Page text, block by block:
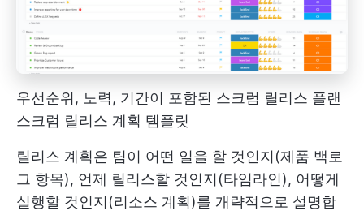
우선순위, 노력, 기간이 포함된 스크럼 릴리스 플랜
스크럼 릴리스 계획 템플릿
릴리스 계획은 팀이 어떤 일을 할 것인지(제품 백로
그 항목), 언제 릴리스할 것인지(타임라인), 어떻게
실행할 것인지(리소스 계획)를 개략적으로 설명합